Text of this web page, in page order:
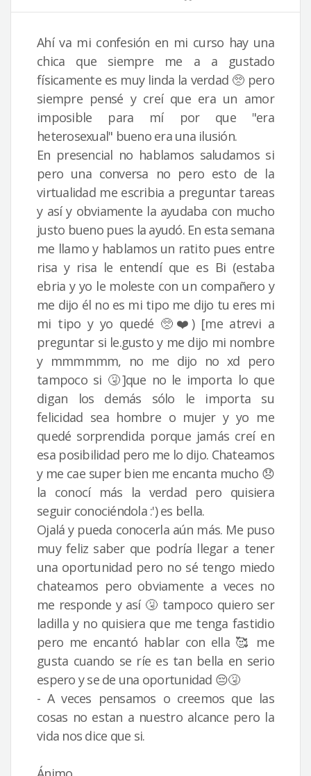
Ahí va mi confesión en mi curso hay una
chica que siempre me a a gustado
físicamente es muy linda la verdad 🥺 pero
siempre pensé y creí que era un amor
imposible para mí por que "era
heterosexual" bueno era una ilusión.
En presencial no hablamos saludamos si
pero una conversa no pero esto de la
virtualidad me escribia a preguntar tareas
y así y obviamente la ayudaba con mucho
justo bueno pues la ayudó. En esta semana
me llamo y hablamos un ratito pues entre
risa y risa le entendí que es Bi (estaba
ebria y yo le moleste con un compañero y
me dijo él no es mi tipo me dijo tu eres mi
mi tipo y yo quedé 🥺❤️) [me atrevi a
preguntar si le.gusto y me dijo mi nombre
y mmmmmm, no me dijo no xd pero
tampoco si 🤧]que no le importa lo que
digan los demás sólo le importa su
felicidad sea hombre o mujer y yo me
quedé sorprendida porque jamás creí en
esa posibilidad pero me lo dijo. Chateamos
y me cae super bien me encanta mucho 😞
la conocí más la verdad pero quisiera
seguir conociéndola :') es bella.
Ojalá y pueda conocerla aún más. Me puso
muy feliz saber que podría llegar a tener
una oportunidad pero no sé tengo miedo
chateamos pero obviamente a veces no
me responde y así 🤧 tampoco quiero ser
ladilla y no quisiera que me tenga fastidio
pero me encantó hablar con ella 🥰 me
gusta cuando se ríe es tan bella en serio
espero y se de una oportunidad 😔🤧
- A veces pensamos o creemos que las
cosas no estan a nuestro alcance pero la
vida nos dice que si.